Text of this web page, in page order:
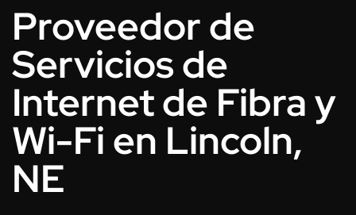
Proveedor de
Servicios de
Internet de Fibra y
Wi-Fi en Lincoln,
NE